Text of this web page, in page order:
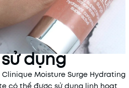
dụng
Moisture Surge Hydrating